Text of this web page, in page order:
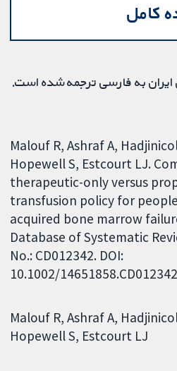
کامل
ایران به فارسی ترجمه شده است.
Malouf R, Ashraf A,
Hopewell S, Estcourt LJ.
therapeutic-only versus
transfusion policy for
acquired bone marrow
Database of Systematic
No.: CD012342. DOI:
10.1002/
Malouf R Ashraf A
Hopewell S Estcourt LJ